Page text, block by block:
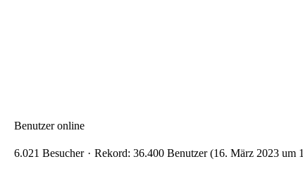
Benutzer online
6.021 Besucher Rekord: 36.400 Benutzer (16. März 2023 um